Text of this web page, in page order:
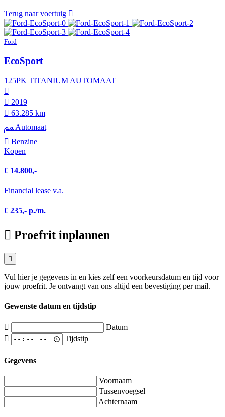
Terug naar voertuig
Ford
EcoSport
125PK TITANIUM AUTOMAAT
2019
63.285 km
Automaat
Benzine
Kopen
€ 14.800,-
Financial lease v.a.
€ 235,- p./m.
Proefrit inplannen
Vul hier je gegevens in en kies zelf een voorkeursdatum en tijd voor
jouw proefrit. Je ontvangt van ons altijd een bevestiging per mail.
Gewenste datum en tijdstip
Datum
Tijdstip
Gegevens
Voornaam
Tussenvoegsel
Achternaam